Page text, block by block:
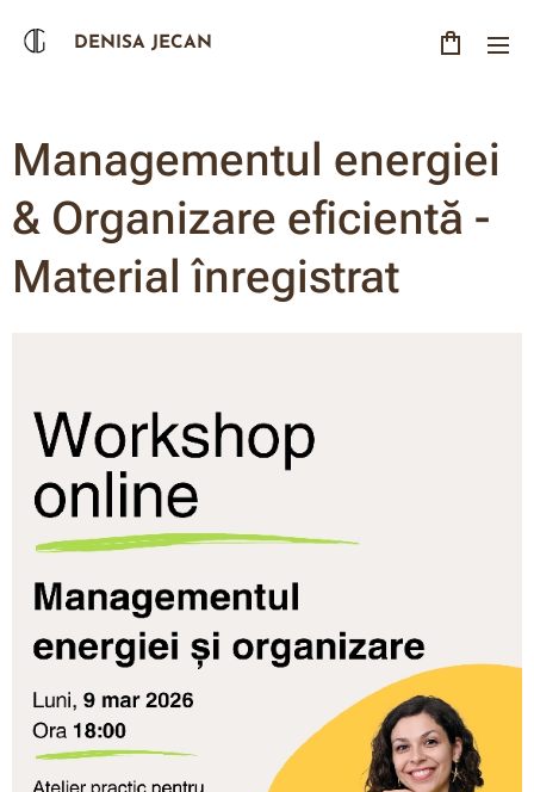
DENISA JECAN
Managementul energiei
& Organizare eficientă -
Material înregistrat